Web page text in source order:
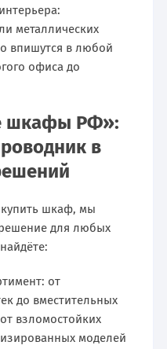
металлических
впишутся в любой
офиса до
шкафы РФ»:
в
шкаф, мы
для любых
от
до вместительных
взломостойких
моделей